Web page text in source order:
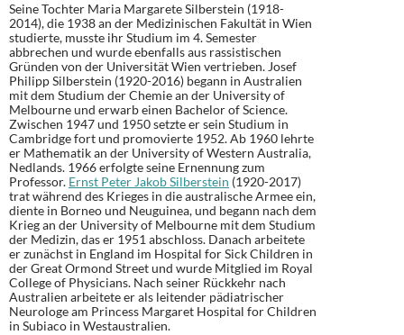
Seine Tochter Maria Margarete Silberstein (1918-
2014), die 1938 an der Medizinischen Fakultät in Wien
studierte, musste ihr Studium im 4. Semester
abbrechen und wurde ebenfalls aus rassistischen
Gründen von der Universität Wien vertrieben. Josef
Philipp Silberstein (1920-2016) begann in Australien
mit dem Studium der Chemie an der University of
Melbourne und erwarb einen Bachelor of Science.
Zwischen 1947 und 1950 setzte er sein Studium in
Cambridge fort und promovierte 1952. Ab 1960 lehrte
er Mathematik an der University of Western Australia,
Nedlands. 1966 erfolgte seine Ernennung zum
Professor. Ernst Peter Jakob Silberstein (1920-2017)
trat während des Krieges in die australische Armee ein,
diente in Borneo und Neuguinea, und begann nach dem
Krieg an der University of Melbourne mit dem Studium
der Medizin, das er 1951 abschloss. Danach arbeitete
er zunächst in England im Hospital for Sick Children in
der Great Ormond Street und wurde Mitglied im Royal
College of Physicians. Nach seiner Rückkehr nach
Australien arbeitete er als leitender pädiatrischer
Neurologe am Princess Margaret Hospital for Children
in Subiaco in Westaustralien.